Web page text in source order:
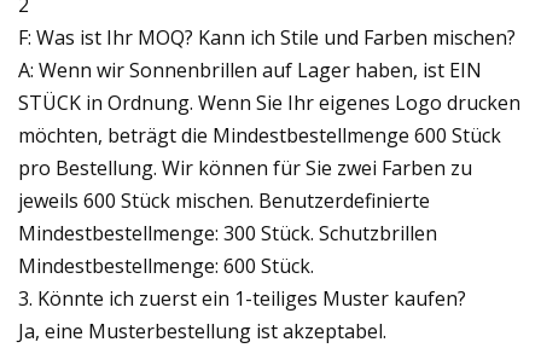
F: Was ist Ihr MOQ? Kann ich Stile und Farben mischen?
A: Wenn wir Sonnenbrillen auf Lager haben, ist EIN
STÜCK in Ordnung. Wenn Sie Ihr eigenes Logo drucken
möchten, beträgt die Mindestbestellmenge 600 Stück
pro Bestellung. Wir können für Sie zwei Farben zu
jeweils 600 Stück mischen. Benutzerdefinierte
Mindestbestellmenge: 300 Stück. Schutzbrillen
Mindestbestellmenge: 600 Stück.
3. Könnte ich zuerst ein 1-teiliges Muster kaufen?
Ja, eine Musterbestellung ist akzeptabel.